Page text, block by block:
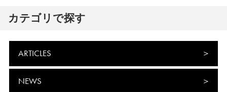
カテゴリで探す
ARTICLES
NEWS